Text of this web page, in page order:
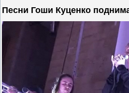
Песни Гоши Куценко